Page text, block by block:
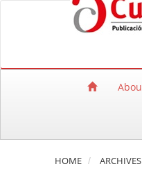
Quick jump to page content
Main Navigation
HOME ARCHIVES